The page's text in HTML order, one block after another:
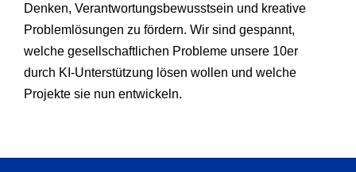
Denken, Verantwortungsbewusstsein und kreative
Problemlösungen zu fördern. Wir sind gespannt,
welche gesellschaftlichen Probleme unsere 10er
durch KI-Unterstützung lösen wollen und welche
Projekte sie nun entwickeln.